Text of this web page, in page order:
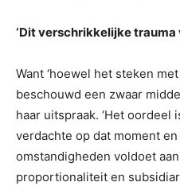
‘Dit verschrikkelijke trauma
Want ‘hoewel het steken
beschouwd een zwaar
haar uitspraak. ‘Het oordeel
verdachte op dat moment
omstandigheden voldoet
proportionaliteit en